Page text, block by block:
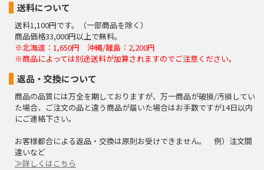
送料について
送料1,100円です。（一部商品を除く）
商品価格33,000円以上で無料。
※北海道：1,650円 沖縄/離島：2,200円
※商品によっては別途送料が加算されますのでご注意ください。
返品・交換について
商品の品質には万全を期しておりますが、万一商品が破損/汚損してい
た場合、ご注文の品と違う商品が届いた場合はお手数ですが14日以内
にご連絡下さい。
お客様都合による返品・交換は原則お受けできません。 例）注文間
違いなど
≫詳しくはこちら